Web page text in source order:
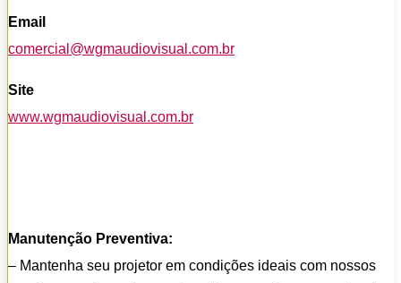
Email
comercial@wgmaudiovisual.com.br
Site
www.wgmaudiovisual.com.br
Manutenção Preventiva:
– Mantenha seu projetor em condições ideais com nossos